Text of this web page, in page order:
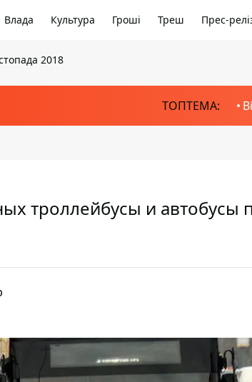
Влада Культура Гроші Треш Прес-
2018
ТОПТЕМА:
троллейбусы и